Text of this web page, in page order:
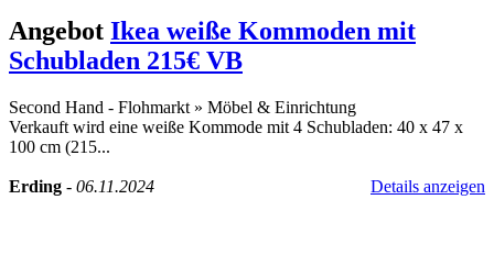
Angebot Ikea weiße Kommoden mit
Schubladen 215€ VB
Second Hand - Flohmarkt » Möbel & Einrichtung
Verkauft wird eine weiße Kommode mit 4 Schubladen: 40 x 47 x
100 cm (215...
Erding - 06.11.2024 Details anzeigen